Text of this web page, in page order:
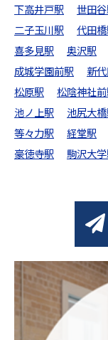
下高井戸駅
世田
二子玉川駅
代田
喜多見駅
奥沢駅
成城学園前駅
新
松原駅
松陰神社
池ノ上駅
池尻大
等々力駅
経堂駅
豪徳寺駅
駒沢大